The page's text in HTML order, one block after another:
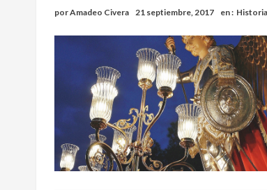
porAmadeo Civera 21 septiembre, 2017 en : Historia